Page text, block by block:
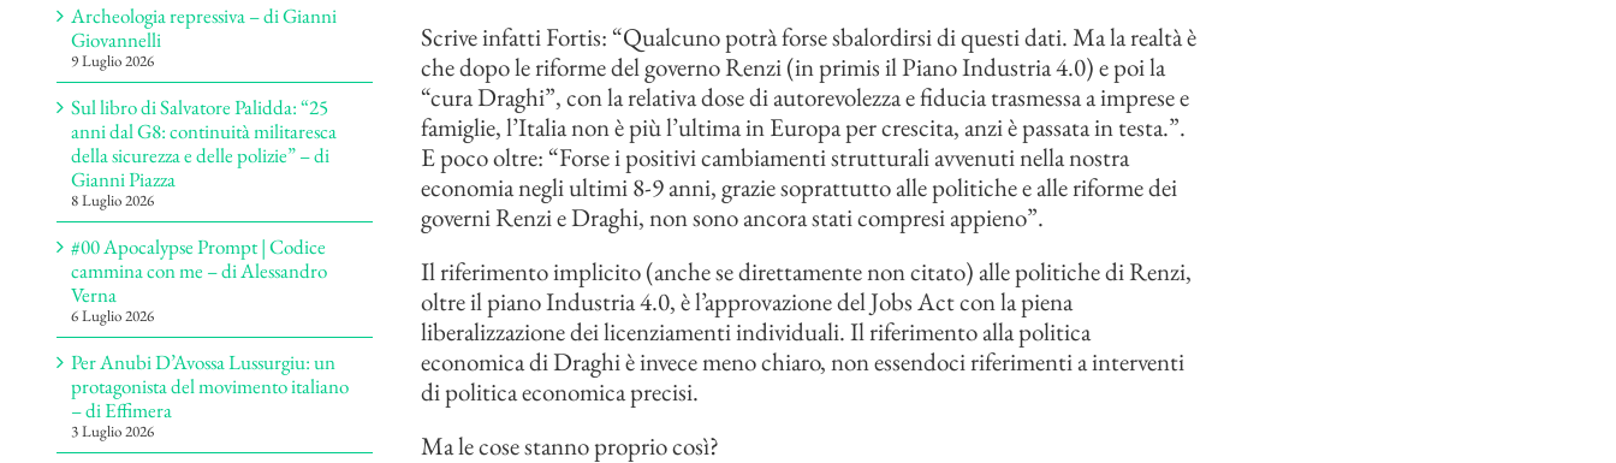
Scrive infatti Fortis: “Qualcuno potrà forse sbalordirsi di questi dati. Ma la realtà è
che dopo le riforme del governo Renzi (in primis il Piano Industria 4.0) e poi la
“cura Draghi”, con la relativa dose di autorevolezza e fiducia trasmessa a imprese e
famiglie, l’Italia non è più l’ultima in Europa per crescita, anzi è passata in testa.”.
E poco oltre: “Forse i positivi cambiamenti strutturali avvenuti nella nostra
economia negli ultimi 8-9 anni, grazie soprattutto alle politiche e alle riforme dei
governi Renzi e Draghi, non sono ancora stati compresi appieno”.
Il riferimento implicito (anche se direttamente non citato) alle politiche di Renzi,
oltre il piano Industria 4.0, è l’approvazione del Jobs Act con la piena
liberalizzazione dei licenziamenti individuali. Il riferimento alla politica
economica di Draghi è invece meno chiaro, non essendoci riferimenti a interventi
di politica economica precisi.
Ma le cose stanno proprio così?
Archeologia repressiva – di Gianni
Giovannelli
9 Luglio 2026
Sul libro di Salvatore Palidda: “25
anni dal G8: continuità militaresca
della sicurezza e delle polizie” – di
Gianni Piazza
8 Luglio 2026
#00 Apocalypse Prompt | Codice
cammina con me – di Alessandro
Verna
6 Luglio 2026
Per Anubi D’Avossa Lussurgiu: un
protagonista del movimento italiano
– di Effimera
3 Luglio 2026